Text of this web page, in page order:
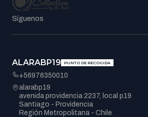
Síguenos
ALARABP19 PUNTO DE RECOGIDA
+56976350010
alarabp19
avenida providencia 2237, local p19
Santiago - Providencia
Región Metropolitana - Chile